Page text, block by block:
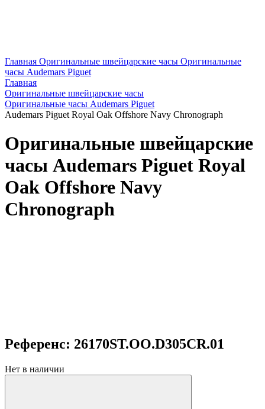
Главная Оригинальные швейцарские часы Оригинальные
часы Audemars Piguet
Главная
Оригинальные швейцарские часы
Оригинальные часы Audemars Piguet
Audemars Piguet Royal Oak Offshore Navy Chronograph
Оригинальные швейцарские
часы Audemars Piguet Royal
Oak Offshore Navy
Chronograph
Референс: 26170ST.OO.D305CR.01
Нет в наличии